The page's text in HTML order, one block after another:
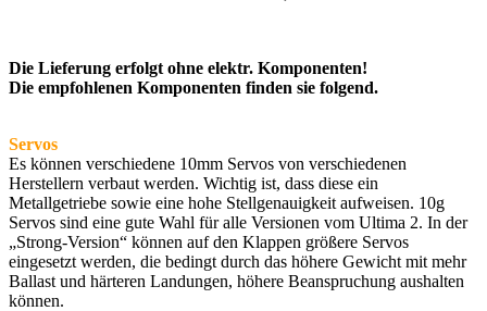
Die Lieferung erfolgt ohne elektr. Komponenten!
Die empfohlenen Komponenten finden sie folgend.
Servos
Es können verschiedene 10mm Servos von verschiedenen
Herstellern verbaut werden. Wichtig ist, dass diese ein
Metallgetriebe sowie eine hohe Stellgenauigkeit aufweisen. 10g
Servos sind eine gute Wahl für alle Versionen vom Ultima 2. In der
„Strong-Version“ können auf den Klappen größere Servos
eingesetzt werden, die bedingt durch das höhere Gewicht mit mehr
Ballast und härteren Landungen, höhere Beanspruchung aushalten
können.